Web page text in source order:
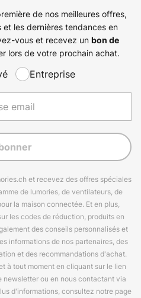
de nos meilleures offres,
les dernières tendances en
vous et recevez un bon de
lors de votre prochain achat.
Entreprise
et recevez des offres spéciales
de lumories, de ventilateurs, de
la maison connectée. Et en plus,
les codes de réduction, produits en
des conseils personnalisés et
informations de nos partenaires, des
et des recommandations d'achat.
à tout moment en cliquant sur le lien
newsletter ou en nous contactant via
d'informations, consultez notre page